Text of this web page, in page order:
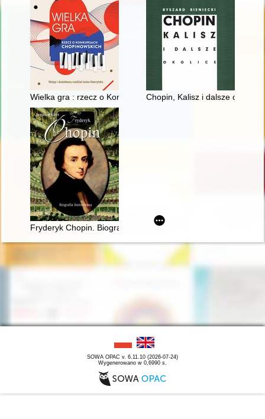
Wielka gra : rzecz o Konkursach Chopinowskich
Chopin, Kalisz i dalsze okolice
Fryderyk Chopin. Biografia ilustrowana
SOWA OPAC v. 6.11.10 (2026-07-24)
Wygenerowano w 0,6990 s.